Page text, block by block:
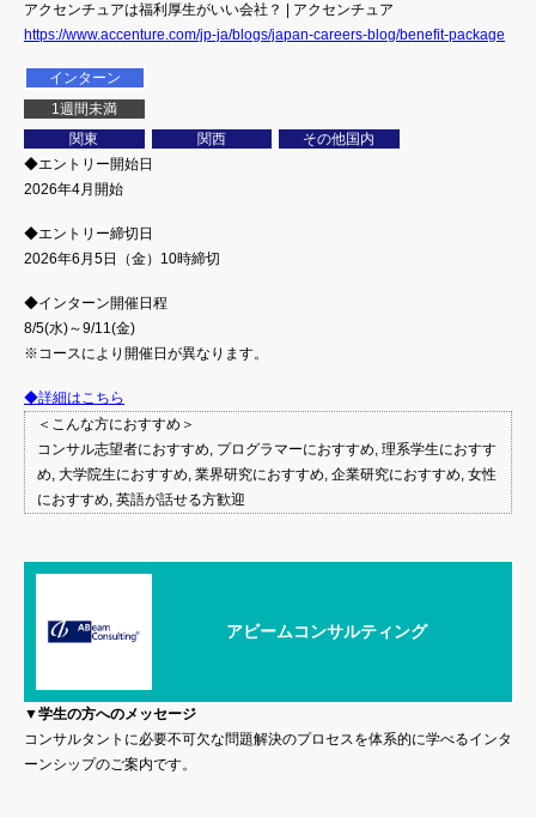
アクセンチュアは福利厚生がいい会社？ | アクセンチュア
https://www.accenture.com/jp-ja/blogs/japan-careers-blog/benefit-package
インターン
1週間未満
関東
関西
その他国内
◆エントリー開始日
2026年4月開始
◆エントリー締切日
2026年6月5日（金）10時締切
◆インターン開催日程
8/5(水)～9/11(金)
※コースにより開催日が異なります。
◆詳細はこちら
＜こんな方におすすめ＞
コンサル志望者におすすめ, プログラマーにおすすめ, 理系学生におすす
め, 大学院生におすすめ, 業界研究におすすめ, 企業研究におすすめ, 女性
におすすめ, 英語が話せる方歓迎
アビームコンサルティング
▼学生の方へのメッセージ
コンサルタントに必要不可欠な問題解決のプロセスを体系的に学べるインタ
ーンシップのご案内です。